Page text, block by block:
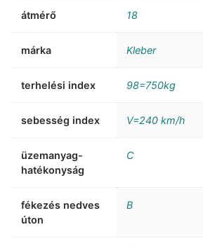
átmérő 18
márka Kleber
terhelési index 98=750kg
sebesség index V=240 km/h
üzemanyag-
hatékonyság
C
fékezés nedves
úton
B